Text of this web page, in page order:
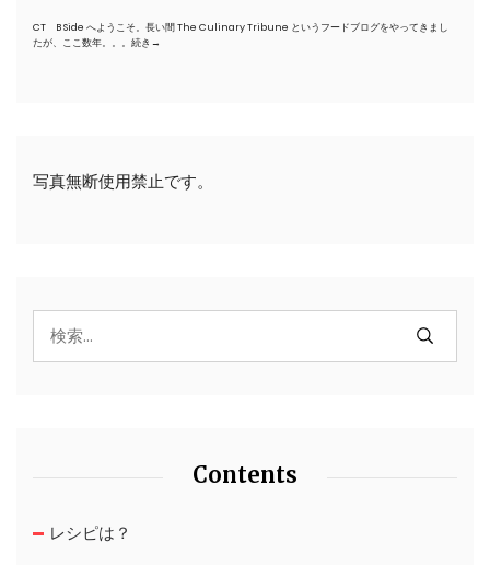
CT B Side へようこそ。長い間 The Culinary Tribune というフードブログをやってきまし
たが、ここ数年。。。 続き→
写真無断使用禁止です。
Contents
レシピは？